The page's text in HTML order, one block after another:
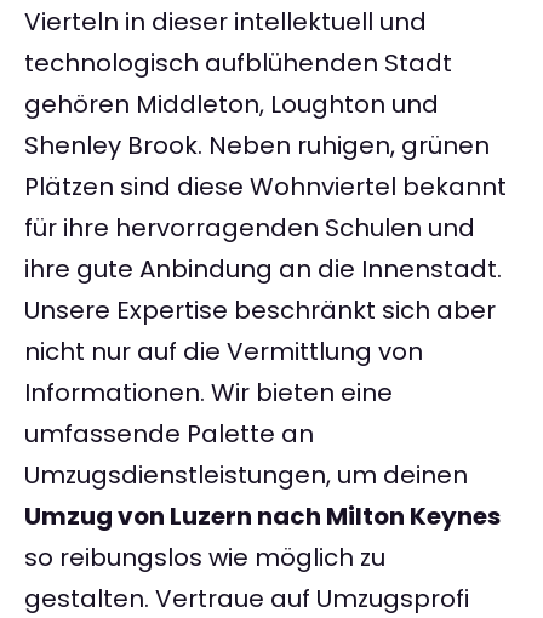
Vierteln in dieser intellektuell und
technologisch aufblühenden Stadt
gehören Middleton, Loughton und
Shenley Brook. Neben ruhigen, grünen
Plätzen sind diese Wohnviertel bekannt
für ihre hervorragenden Schulen und
ihre gute Anbindung an die Innenstadt.
Unsere Expertise beschränkt sich aber
nicht nur auf die Vermittlung von
Informationen. Wir bieten eine
umfassende Palette an
Umzugsdienstleistungen, um deinen
Umzug von Luzern nach Milton Keynes
so reibungslos wie möglich zu
gestalten. Vertraue auf Umzugsprofi